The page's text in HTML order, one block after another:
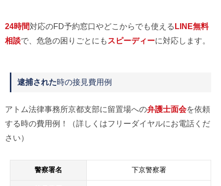
24時間対応のFD予約窓口やどこからでも使えるLINE無料
相談で、危急の困りごとにも スピーディーに対応します。
逮捕された時の接見費用例
アトム法律事務所京都支部に留置場への弁護士面会を依頼
する時の費用例！（詳しくはフリーダイヤルにお電話くだ
さい）
警察署名 下京警察署